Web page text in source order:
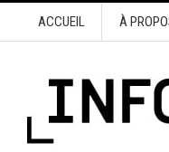
ACCUEIL À